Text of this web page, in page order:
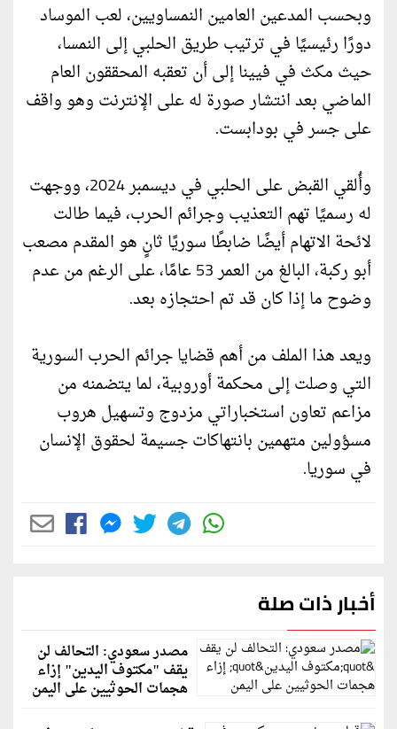
وبحسب المدعين العامين النمساويين، لعب الموساد
دورًا رئيسيًا في ترتيب طريق الحلبي إلى النمسا،
حيث مكث في فيينا إلى أن تعقبه المحققون العام
الماضي بعد انتشار صورة له على الإنترنت وهو واقف
على جسر في بودابست.
وأُلقي القبض على الحلبي في ديسمبر 2024، ووجهت
له رسميًا تهم التعذيب وجرائم الحرب، فيما طالت
لائحة الاتهام أيضًا ضابطًا سوريًا ثانٍ هو المقدم مصعب
أبو ركبة، البالغ من العمر 53 عامًا، على الرغم من عدم
وضوح ما إذا كان قد تم احتجازه بعد.
ويعد هذا الملف من أهم قضايا جرائم الحرب السورية
التي وصلت إلى محكمة أوروبية، لما يتضمنه من
مزاعم تعاون استخباراتي مزدوج وتسهيل هروب
مسؤولين متهمين بانتهاكات جسيمة لحقوق الإنسان
في سوريا.
أخبار ذات صلة
مصدر سعودي: التحالف لن
يقف "مكتوف اليدين" إزاء
هجمات الحوثيين على اليمن